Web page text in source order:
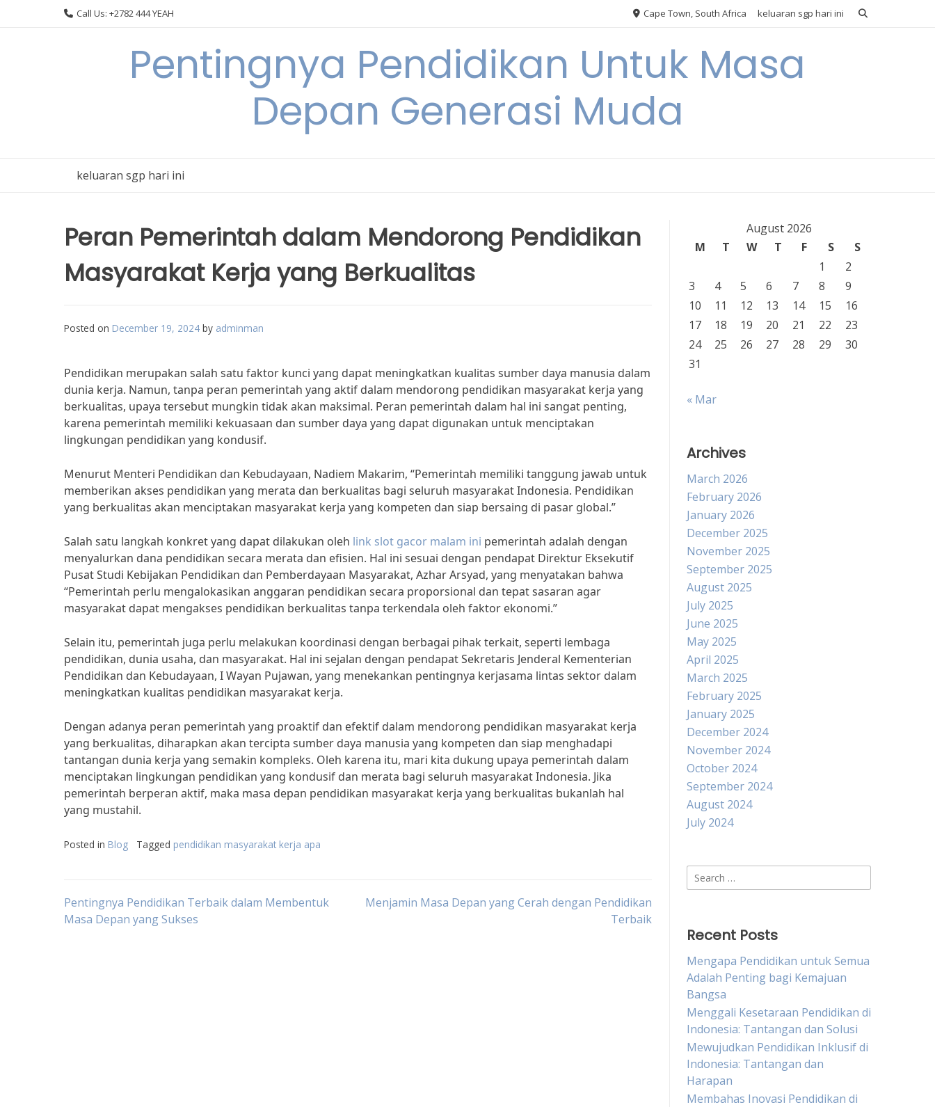
Call Us: +2782 444 YEAH Cape Town, South Africa keluaran sgp hari ini
Pentingnya Pendidikan Untuk Masa
Depan Generasi Muda
keluaran sgp hari ini
Peran Pemerintah dalam Mendorong Pendidikan
Masyarakat Kerja yang Berkualitas
Posted on December 19, 2024 by adminman
Pendidikan merupakan salah satu faktor kunci yang dapat meningkatkan kualitas sumber daya manusia dalam
dunia kerja. Namun, tanpa peran pemerintah yang aktif dalam mendorong pendidikan masyarakat kerja yang
berkualitas, upaya tersebut mungkin tidak akan maksimal. Peran pemerintah dalam hal ini sangat penting,
karena pemerintah memiliki kekuasaan dan sumber daya yang dapat digunakan untuk menciptakan
lingkungan pendidikan yang kondusif.
Menurut Menteri Pendidikan dan Kebudayaan, Nadiem Makarim, “Pemerintah memiliki tanggung jawab untuk
memberikan akses pendidikan yang merata dan berkualitas bagi seluruh masyarakat Indonesia. Pendidikan
yang berkualitas akan menciptakan masyarakat kerja yang kompeten dan siap bersaing di pasar global.”
Salah satu langkah konkret yang dapat dilakukan oleh link slot gacor malam ini pemerintah adalah dengan
menyalurkan dana pendidikan secara merata dan efisien. Hal ini sesuai dengan pendapat Direktur Eksekutif
Pusat Studi Kebijakan Pendidikan dan Pemberdayaan Masyarakat, Azhar Arsyad, yang menyatakan bahwa
“Pemerintah perlu mengalokasikan anggaran pendidikan secara proporsional dan tepat sasaran agar
masyarakat dapat mengakses pendidikan berkualitas tanpa terkendala oleh faktor ekonomi.”
Selain itu, pemerintah juga perlu melakukan koordinasi dengan berbagai pihak terkait, seperti lembaga
pendidikan, dunia usaha, dan masyarakat. Hal ini sejalan dengan pendapat Sekretaris Jenderal Kementerian
Pendidikan dan Kebudayaan, I Wayan Pujawan, yang menekankan pentingnya kerjasama lintas sektor dalam
meningkatkan kualitas pendidikan masyarakat kerja.
Dengan adanya peran pemerintah yang proaktif dan efektif dalam mendorong pendidikan masyarakat kerja
yang berkualitas, diharapkan akan tercipta sumber daya manusia yang kompeten dan siap menghadapi
tantangan dunia kerja yang semakin kompleks. Oleh karena itu, mari kita dukung upaya pemerintah dalam
menciptakan lingkungan pendidikan yang kondusif dan merata bagi seluruh masyarakat Indonesia. Jika
pemerintah berperan aktif, maka masa depan pendidikan masyarakat kerja yang berkualitas bukanlah hal
yang mustahil.
Posted in Blog Tagged pendidikan masyarakat kerja apa
Post
Pentingnya Pendidikan Terbaik dalam Membentuk
Masa Depan yang Sukses
Menjamin Masa Depan yang Cerah dengan Pendidikan
Terbaik
August 2026
M
T W T F S
S
1
2
3
4 5 6 7 8
9
10
11 12 13 14 15
16
17
18 19 20 21 22
23
24
25 26 27 28 29
30
31
« Mar
Archives
March 2026
February 2026
January 2026
December 2025
November 2025
September 2025
August 2025
July 2025
June 2025
May 2025
April 2025
March 2025
February 2025
January 2025
December 2024
November 2024
October 2024
September 2024
August 2024
July 2024
Search
for:
Recent Posts
Mengapa Pendidikan untuk Semua
Adalah Penting bagi Kemajuan
Bangsa
Menggali Kesetaraan Pendidikan di
Indonesia: Tantangan dan Solusi
Mewujudkan Pendidikan Inklusif di
Indonesia: Tantangan dan
Harapan
Membahas Inovasi Pendidikan di